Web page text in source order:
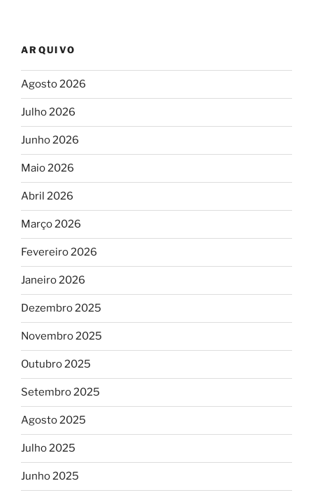
ARQUIVO
Agosto 2026
Julho 2026
Junho 2026
Maio 2026
Abril 2026
Março 2026
Fevereiro 2026
Janeiro 2026
Dezembro 2025
Novembro 2025
Outubro 2025
Setembro 2025
Agosto 2025
Julho 2025
Junho 2025